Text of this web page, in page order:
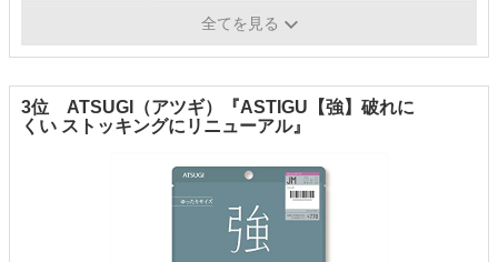
全てを見る
3位 ATSUGI（アツギ）『ASTIGU【強】破れに
くい ストッキングにリニューアル』